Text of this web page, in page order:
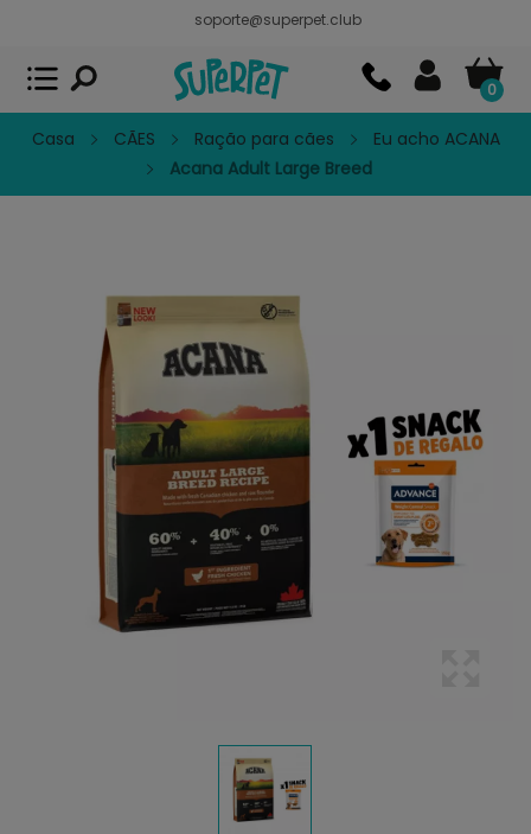
soporte@superpet.club
0
Casa CÃES Ração para cães
Eu acho ACANA
Acana Adult Large Breed
Superpet, comida para mascotas
APP GRATIS - En Google Play